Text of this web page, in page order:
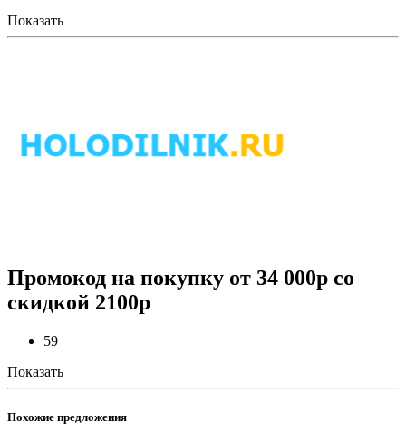
Показать
Промокод на покупку от 34 000р со
скидкой 2100р
59
Показать
Похожие предложения